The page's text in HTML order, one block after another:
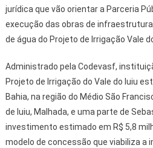
jurídica que vão orientar a Parceria
execução das obras de
de água do Projeto de Irrigação Vale
Administrado pela Codevasf,
Projeto de Irrigação do Vale do Iuiu
Bahia, na região do Médio São
de Iuiu, Malhada, e uma parte de
investimento estimado em R$ 5,8
modelo de concessão que viabiliza a